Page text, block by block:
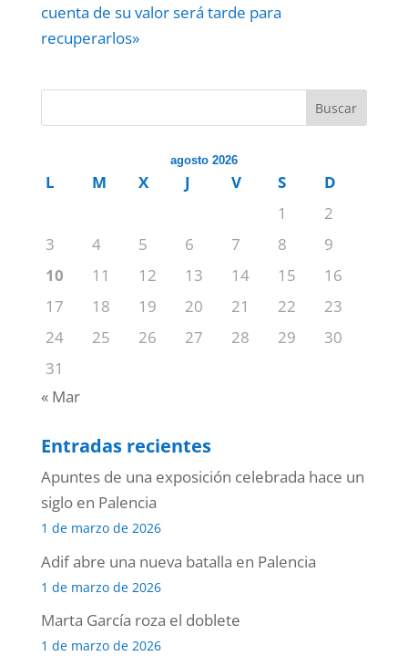
cuenta de su valor será tarde para
recuperarlos»
Buscar
agosto 2026
L M X J V S
D
1
2
3
4 5 6 7 8
9
10
11 12 13 14 15
16
17
18 19 20 21 22
23
24
25 26 27 28 29
30
31
« Mar
Entradas recientes
Apuntes de una exposición celebrada hace un
siglo en Palencia
1 de marzo de 2026
Adif abre una nueva batalla en Palencia
1 de marzo de 2026
Marta García roza el doblete
1 de marzo de 2026